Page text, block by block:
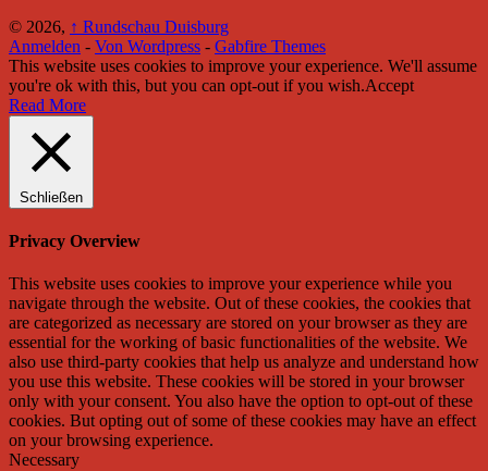
© 2026, ↑ Rundschau Duisburg
Anmelden - Von Wordpress - Gabfire Themes
This website uses cookies to improve your experience. We'll assume
you're ok with this, but you can opt-out if you wish.Accept
Read More
Schließen
Privacy Overview
This website uses cookies to improve your experience while you
navigate through the website. Out of these cookies, the cookies that
are categorized as necessary are stored on your browser as they are
essential for the working of basic functionalities of the website. We
also use third-party cookies that help us analyze and understand how
you use this website. These cookies will be stored in your browser
only with your consent. You also have the option to opt-out of these
cookies. But opting out of some of these cookies may have an effect
on your browsing experience.
Necessary